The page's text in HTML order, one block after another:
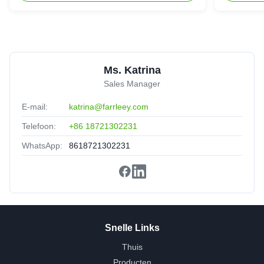
Superb quality and fantastic support. Highly
Ms. Katrina
Sales Manager
E-mail: katrina@farrleey.com
Telefoon: +86 18721302231
WhatsApp: 8618721302231
Snelle Links
Thuis